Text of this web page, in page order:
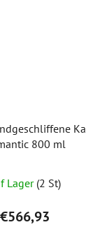
800 ml
Lager(2 St)
€566,93